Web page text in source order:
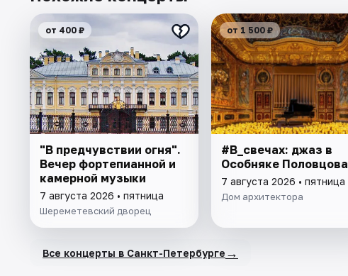
от 400 ₽
"В предчувствии огня".
Вечер фортепианной и
камерной музыки
7 августа 2026 • пятница
Шереметевский дворец
от 1 500 ₽
#В_свечах: джаз в
Особняке Половцова
7 августа 2026 • пятница
Дом архитектора
Все концерты в Санкт-Петербурге →